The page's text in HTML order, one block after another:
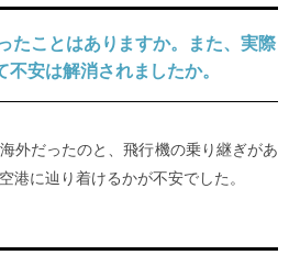
たことはありますか。また、実際
不安は解消されましたか。
外だったのと、飛行機の乗り継ぎがあ
港に辿り着けるかが不安でした。